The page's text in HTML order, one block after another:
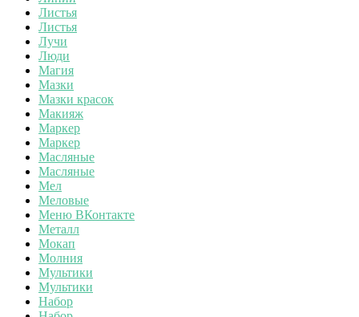
Листья
Листья
Лучи
Люди
Магия
Мазки
Мазки красок
Макияж
Маркер
Маркер
Масляные
Масляные
Мел
Меловые
Меню ВКонтакте
Металл
Мокап
Молния
Мультики
Мультики
Набор